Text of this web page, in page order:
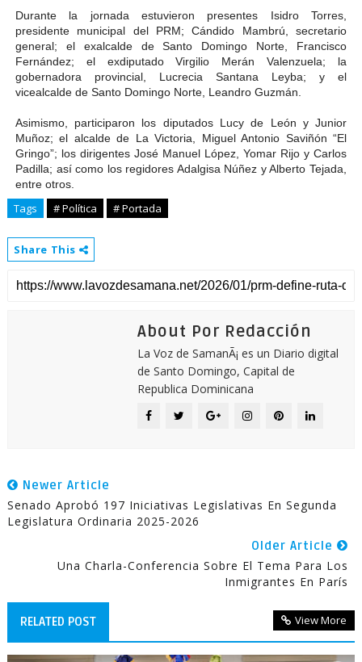
Durante la jornada estuvieron presentes Isidro Torres,
presidente municipal del PRM; Cándido Mambrú, secretario
general; el exalcalde de Santo Domingo Norte, Francisco
Fernández; el exdiputado Virgilio Merán Valenzuela; la
gobernadora provincial, Lucrecia Santana Leyba; y el
vicealcalde de Santo Domingo Norte, Leandro Guzmán.
Asimismo, participaron los diputados Lucy de León y Junior
Muñoz; el alcalde de La Victoria, Miguel Antonio Saviñón “El
Gringo”; los dirigentes José Manuel López, Yomar Rijo y Carlos
Padilla; así como los regidores Adalgisa Núñez y Alberto Tejada,
entre otros.
Tags # Política # Portada
Share This
About Por Redacción
La Voz de SamanÃ¡ es un Diario digital
de Santo Domingo, Capital de
Republica Dominicana
Newer Article
Senado Aprobó 197 Iniciativas Legislativas En Segunda
Legislatura Ordinaria 2025-2026
Older Article
Una Charla-Conferencia Sobre El Tema Para Los
Inmigrantes En París
RELATED POST View More